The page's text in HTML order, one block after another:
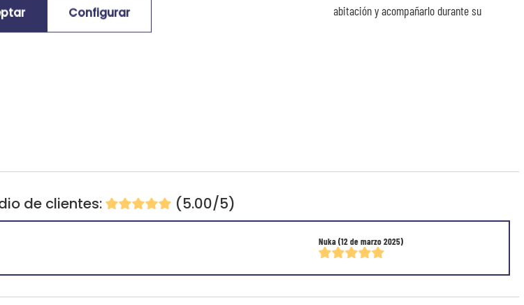
Un regalo especial para un niño o un bebé, ideal para decorar su habitación y acompañarlo durante su
de clientes: (5.00/5)
Nuka(12 de marzo 2025)
Configurar